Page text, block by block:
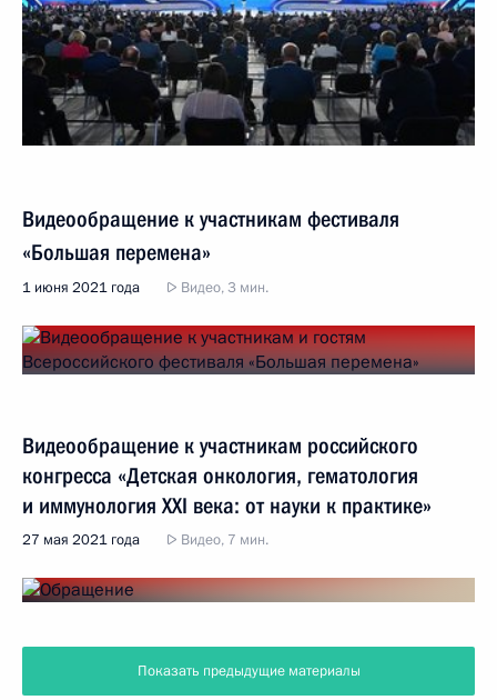
Видеообращение к участникам фестиваля
«Большая перемена»
1 июня 2021 года Видео, 3 мин.
Видеообращение к участникам российского
конгресса «Детская онкология, гематология
и иммунология XXI века: от науки к практике»
27 мая 2021 года Видео, 7 мин.
Показать предыдущие материалы